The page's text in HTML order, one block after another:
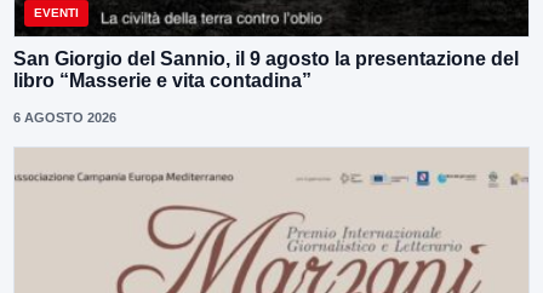
EVENTI
San Giorgio del Sannio, il 9 agosto la presentazione del
libro “Masserie e vita contadina”
6 AGOSTO 2026